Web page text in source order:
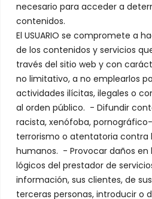
necesario para acceder a
contenidos.
El USUARIO se compromete a
de los contenidos y servicios que
través del sitio web y con
no limitativo, a no emplearlos
actividades ilícitas, ilegales o
al orden público. - Difundir
racista, xenófoba,
terrorismo o atentatoria contra
humanos. - Provocar daños en
lógicos del prestador de
información, sus clientes, de
terceras personas, introducir o